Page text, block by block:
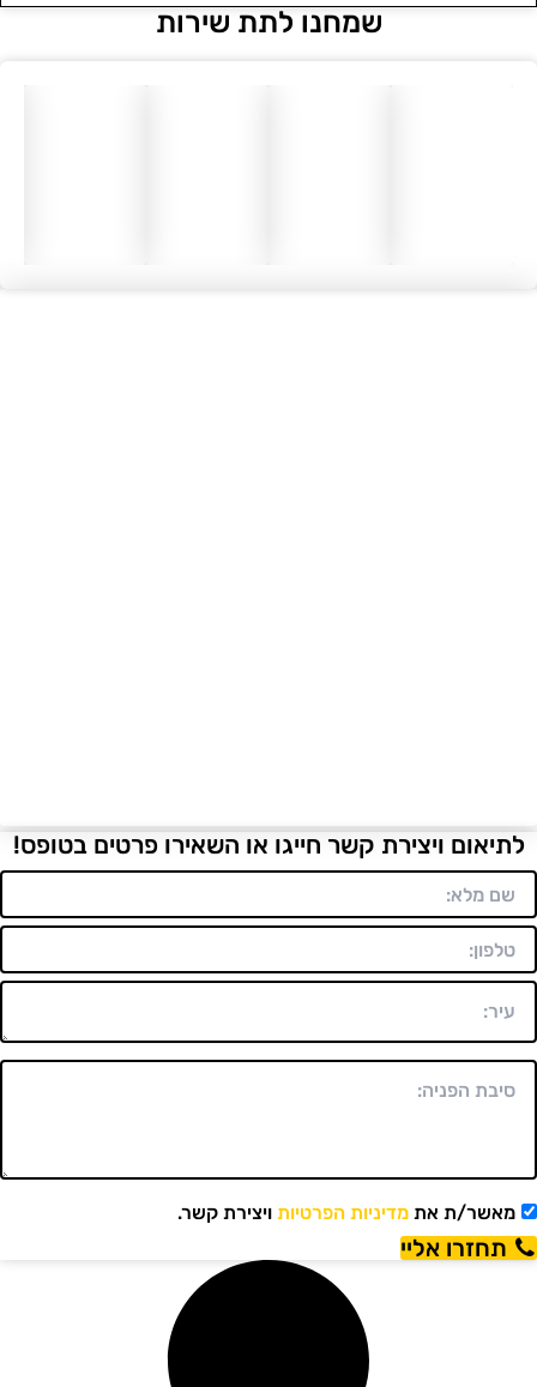
שמחנו לתת שירות
לתיאום ויצירת קשר חייגו או השאירו פרטים בטופס!
מאשר/ת אתמדיניות הפרטיותויצירת קשר.
תחזרו אליי